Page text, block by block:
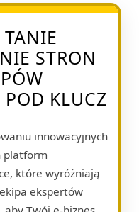
TANIE
STRON
KLUCZ
innowacyjnych
platform
które wyróżniają
ekspertów